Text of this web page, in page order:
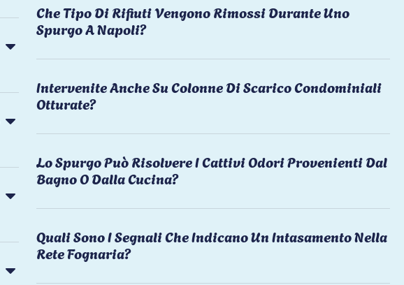
Che Tipo Di Rifiuti Vengono Rimossi Durante Uno
Spurgo A Napoli?
Intervenite Anche Su Colonne Di Scarico Condominiali
Otturate?
Lo Spurgo Può Risolvere I Cattivi Odori Provenienti Dal
Bagno O Dalla Cucina?
Quali Sono I Segnali Che Indicano Un Intasamento Nella
Rete Fognaria?